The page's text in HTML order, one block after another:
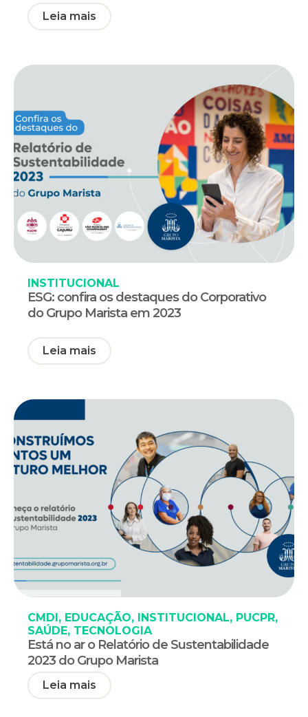
Leia mais
INSTITUCIONAL
ESG: confira os destaques do Corporativo
do Grupo Marista em 2023
Leia mais
CMDI, EDUCAÇÃO, INSTITUCIONAL, PUCPR,
SAÚDE, TECNOLOGIA
Está no ar o Relatório de Sustentabilidade
2023 do Grupo Marista
Leia mais